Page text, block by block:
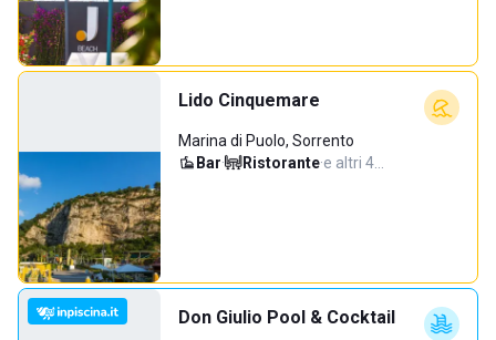
Lido Cinquemare
Marina di Puolo, Sorrento
Bar· Ristorante·e altri 4…
Don Giulio Pool & Cocktail